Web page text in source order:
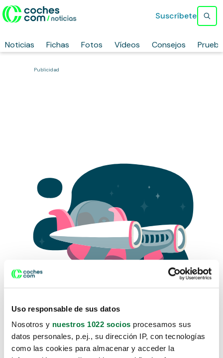
Uso responsable de sus datos
Nosotros y nuestros 1022 socios procesamos sus
datos personales, p.ej., su dirección IP, con tecnologías
como las cookies para almacenar y acceder la
Noticias Fichas Fotos Vídeos Consejos
Suscríbete
Publicidad